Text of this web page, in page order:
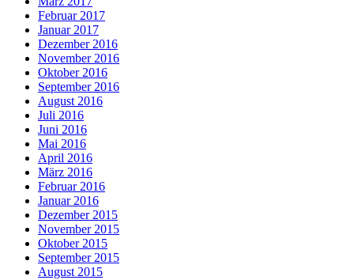
Februar 2017
Januar 2017
Dezember 2016
November 2016
Oktober 2016
September 2016
August 2016
Juli 2016
Juni 2016
Mai 2016
April 2016
März 2016
Februar 2016
Januar 2016
Dezember 2015
November 2015
Oktober 2015
September 2015
August 2015